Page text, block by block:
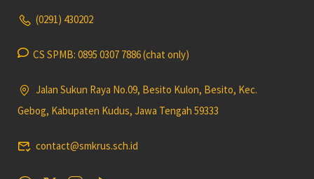
(0291) 430202
CS SPMB: 0895 0307 7886 (chat only)
Jalan Sukun Raya No.09, Besito Kulon, Besito, Kec.
Gebog, Kabupaten Kudus, Jawa Tengah 59333
contact@smkrus.sch.id